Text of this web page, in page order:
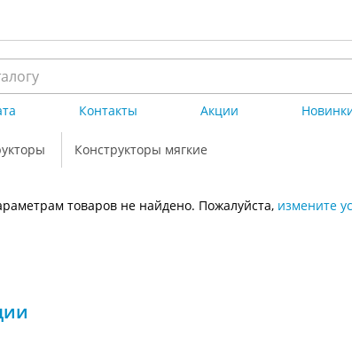
Контакты Акции
Конструкторы мягкие
товаров не найдено. Пожалуйста, измените